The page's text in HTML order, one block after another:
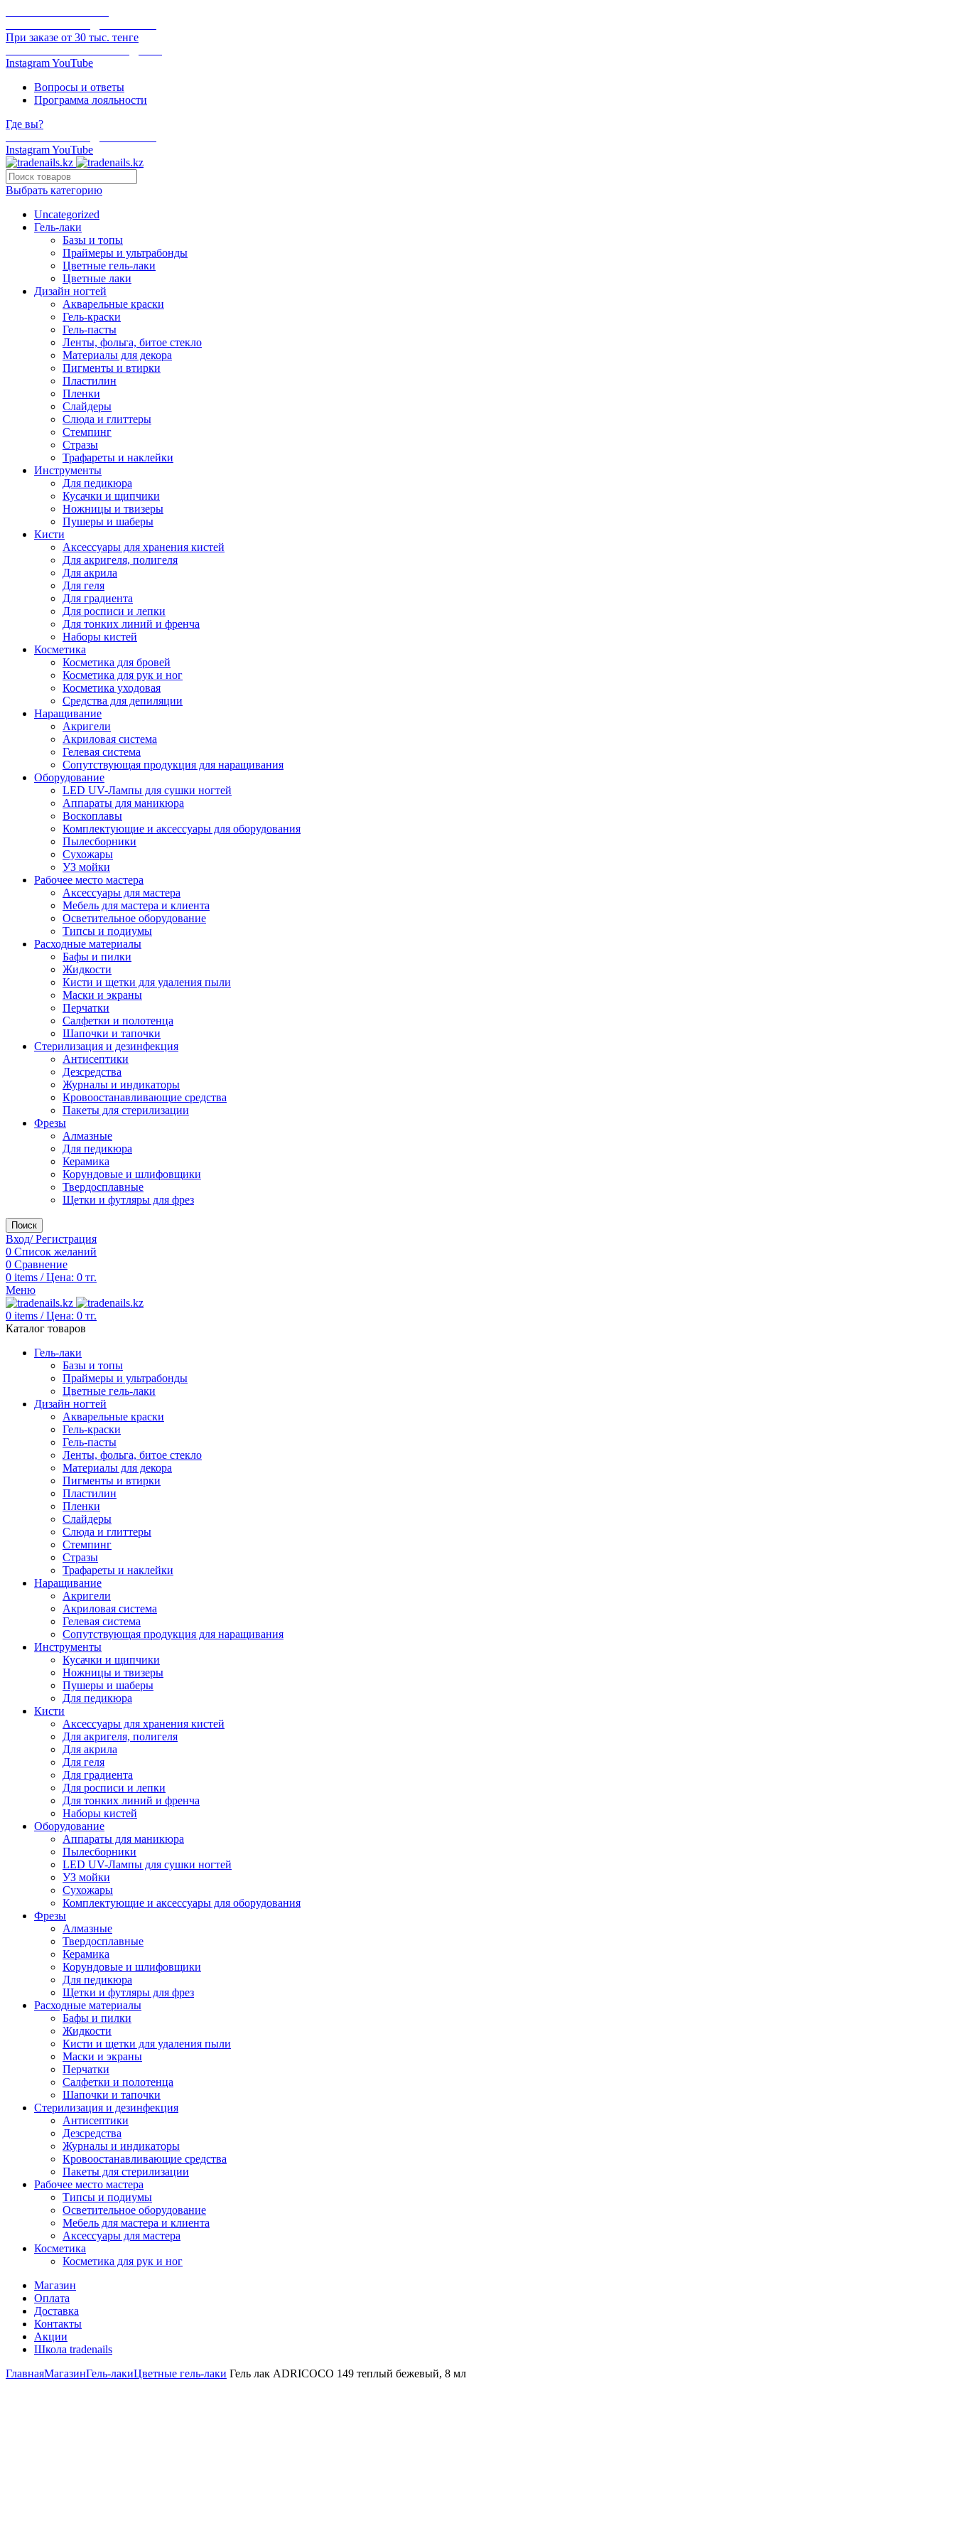
При заказе от 30 тыс. тенге
InstagramYouTube
Вопросы и ответы
Программа лояльности
Где вы?
InstagramYouTube
Выбрать категорию
Uncategorized
Гель-лаки
Базы и топы
Праймеры и ультрабонды
Цветные гель-лаки
Цветные лаки
Дизайн ногтей
Акварельные краски
Гель-краски
Гель-пасты
Ленты, фольга, битое стекло
Материалы для декора
Пигменты и втирки
Пластилин
Пленки
Слайдеры
Слюда и глиттеры
Стемпинг
Стразы
Трафареты и наклейки
Инструменты
Для педикюра
Кусачки и щипчики
Ножницы и твизеры
Пушеры и шаберы
Кисти
Аксессуары для хранения кистей
Для акригеля, полигеля
Для акрила
Для геля
Для градиента
Для росписи и лепки
Для тонких линий и френча
Наборы кистей
Косметика
Косметика для бровей
Косметика для рук и ног
Косметика уходовая
Средства для депиляции
Наращивание
Акригели
Акриловая система
Гелевая система
Сопутствующая продукция для наращивания
Оборудование
LED UV-Лампы для сушки ногтей
Аппараты для маникюра
Воскоплавы
Комплектующие и аксессуары для оборудования
Пылесборники
Сухожары
УЗ мойки
Рабочее место мастера
Аксессуары для мастера
Мебель для мастера и клиента
Осветительное оборудование
Типсы и подиумы
Расходные материалы
Бафы и пилки
Жидкости
Кисти и щетки для удаления пыли
Маски и экраны
Перчатки
Салфетки и полотенца
Шапочки и тапочки
Стерилизация и дезинфекция
Антисептики
Дезсредства
Журналы и индикаторы
Кровоостанавливающие средства
Пакеты для стерилизации
Фрезы
Алмазные
Для педикюра
Керамика
Корундовые и шлифовщики
Твердосплавные
Щетки и футляры для фрез
Поиск
Вход/ Регистрация
0 Список желаний
0 Сравнение
0 items / Цена: 0 тг.
Меню
0 items / Цена: 0 тг.
Каталог товаров
Гель-лаки
Базы и топы
Праймеры и ультрабонды
Цветные гель-лаки
Дизайн ногтей
Акварельные краски
Гель-краски
Гель-пасты
Ленты, фольга, битое стекло
Материалы для декора
Пигменты и втирки
Пластилин
Пленки
Слайдеры
Слюда и глиттеры
Стемпинг
Стразы
Трафареты и наклейки
Наращивание
Акригели
Акриловая система
Гелевая система
Сопутствующая продукция для наращивания
Инструменты
Кусачки и щипчики
Ножницы и твизеры
Пушеры и шаберы
Для педикюра
Кисти
Аксессуары для хранения кистей
Для акригеля, полигеля
Для акрила
Для геля
Для градиента
Для росписи и лепки
Для тонких линий и френча
Наборы кистей
Оборудование
Аппараты для маникюра
Пылесборники
LED UV-Лампы для сушки ногтей
УЗ мойки
Сухожары
Комплектующие и аксессуары для оборудования
Фрезы
Алмазные
Твердосплавные
Керамика
Корундовые и шлифовщики
Для педикюра
Щетки и футляры для фрез
Расходные материалы
Бафы и пилки
Жидкости
Кисти и щетки для удаления пыли
Маски и экраны
Перчатки
Салфетки и полотенца
Шапочки и тапочки
Стерилизация и дезинфекция
Антисептики
Дезсредства
Журналы и индикаторы
Кровоостанавливающие средства
Пакеты для стерилизации
Рабочее место мастера
Типсы и подиумы
Осветительное оборудование
Мебель для мастера и клиента
Аксессуары для мастера
Косметика
Косметика для рук и ног
Магазин
Оплата
Доставка
Контакты
Акции
Школа tradenails
ГлавнаяМагазинГель-лакиЦветные гель-лаки Гель лак ADRICOCO 149 теплый бежевый, 8 мл